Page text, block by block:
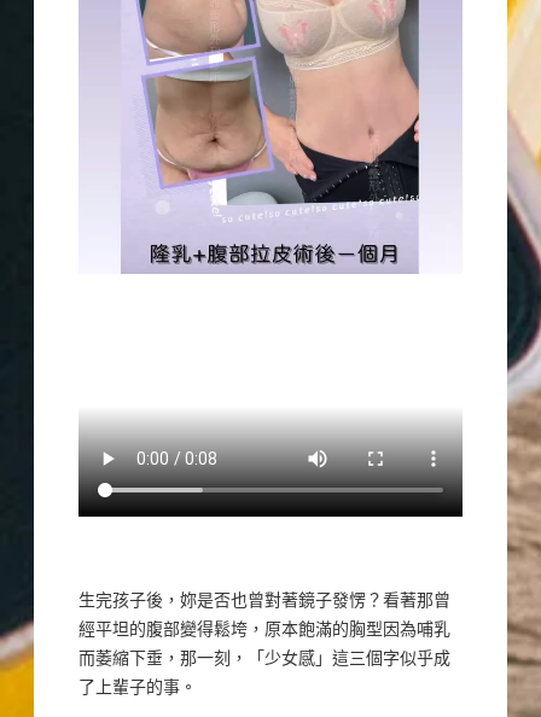
生完孩子後，妳是否也曾對著鏡子發愣？看著那曾
經平坦的腹部變得鬆垮，原本飽滿的胸型因為哺乳
而萎縮下垂，那一刻，「少女感」這三個字似乎成
了上輩子的事。